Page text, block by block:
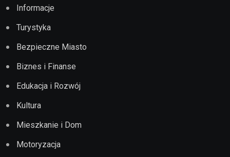
Informacje
Turystyka
Bezpieczne Miasto
Biznes i Finanse
Edukacja i Rozwój
Kultura
Mieszkanie i Dom
Motoryzacja